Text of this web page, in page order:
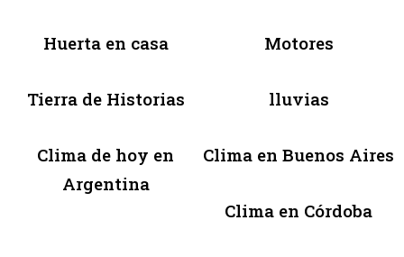
Huerta en casa Motores
Tierra de Historias lluvias
Clima de hoy en
Argentina
Clima en Buenos Aires
Clima en Córdoba